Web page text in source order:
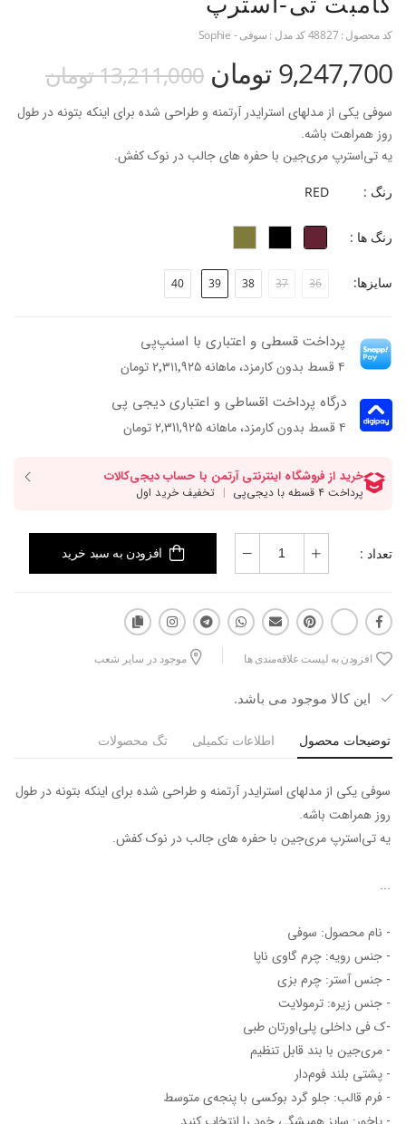
کد محصول :48827کد مدل : سوفی - Sophie
9,247,700 تومان 13,211,000 تومان
سوفی یکی از مدلهای استرایدر آرتمنه و طراحی شده برای اینکه بتونه در طول
روز همراهت باشه.
یه تی‌استرپ مری‌جین با حفره های جالب در نوک کفش.
...
- نام محصول: سوفی
- جنس رویه: چرم گاوی ناپا
- جنس آستر: چرم بزی
- مری‌جین با بند قابل تنظیم
- پشتی بلند فوم‌دار
- فرم قالب: جلو گرد بوکسی با پنجه‌ی متوسط
- پاخور: سایز همیشگی خود را انتخاب کنید.
رنگ : RED
رنگ ها :
سایزها: 36
37
38
39
40
پرداخت قسطی و اعتباری با اسنپ‌پی
۴ قسط بدون کارمزد، ماهانه ۲٬۳۱۱٬۹۲۵ تومان
درگاه پرداخت اقساطی و اعتباری دیجی پی
۴ قسط بدون کارمزد، ماهانه 2,311,925 تومان
تعداد : افزودن به سبد خرید
افزودن به لیست علاقه‌مندی ها موجود در سایر شعب
این کالا موجود می باشد.
توضیحات محصول اطلاعات تکمیلی تگ محصولات
سوفی یکی از مدلهای استرایدر آرتمنه و طراحی شده برای اینکه بتونه در طول
روز همراهت باشه.
یه تی‌استرپ مری‌جین با حفره های جالب در نوک کفش.
...
- نام محصول: سوفی
- جنس رویه: چرم گاوی ناپا
- جنس آستر: چرم بزی
- جنس زیره: ترمولایت
-ک فی داخلی پلی‌اورتان طبی
- مری‌جین با بند قابل تنظیم
- پشتی بلند فوم‌دار
- فرم قالب: جلو گرد بوکسی با پنجه‌ی متوسط